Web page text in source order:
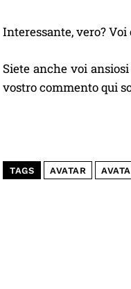
Interessante, vero? Voi
Siete anche voi
vostro commento qui
TAGS AVATAR